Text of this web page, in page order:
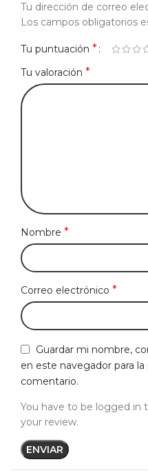
Tu dirección de correo
Los campos obligatorios
Tu puntuación *
Tu valoración *
Nombre *
Correo electrónico *
Guardar mi nombre,
en este navegador para
comentario.
You have to be logged in
your review.